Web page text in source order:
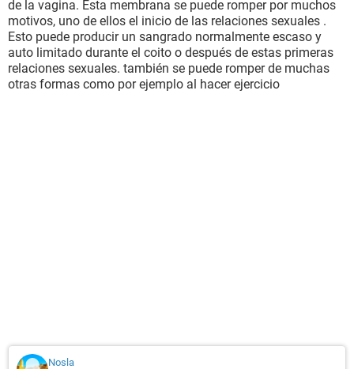
de la vagina. Esta membrana se puede romper por muchos
motivos, uno de ellos el inicio de las relaciones sexuales .
Esto puede producir un sangrado normalmente escaso y
auto limitado durante el coito o después de estas primeras
relaciones sexuales. también se puede romper de muchas
otras formas como por ejemplo al hacer ejercicio
Nosla